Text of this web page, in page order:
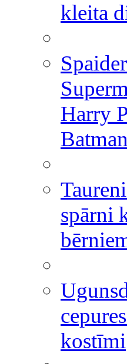
kleita
Harry
spārni
kostīmi